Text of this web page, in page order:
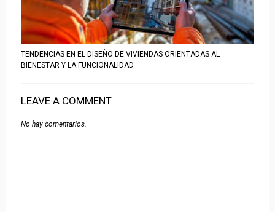
TENDENCIAS EN EL DISEÑO DE VIVIENDAS ORIENTADAS AL
BIENESTAR Y LA FUNCIONALIDAD
LEAVE A COMMENT
No hay comentarios.